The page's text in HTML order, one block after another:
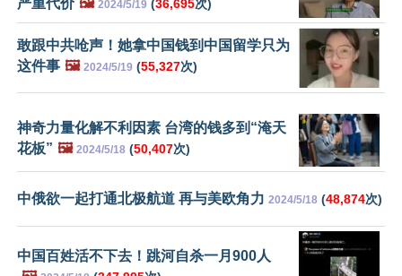
严重代价 🖼️ 2024/5/19 (36,695次)
敢跟中共呛声！她拿中国钱到中国留学只为
这件事 🖼️ 2024/5/19 (55,327次)
神奇力量化解不利因素 台湾的钱多到“淹天
花板” 🖼️ 2024/5/18 (50,407次)
中俄欲一起打通北极航道 再与美欧角力 2024/5/18 (48,874次)
中国百姓活不下去！跳河自杀一月900人